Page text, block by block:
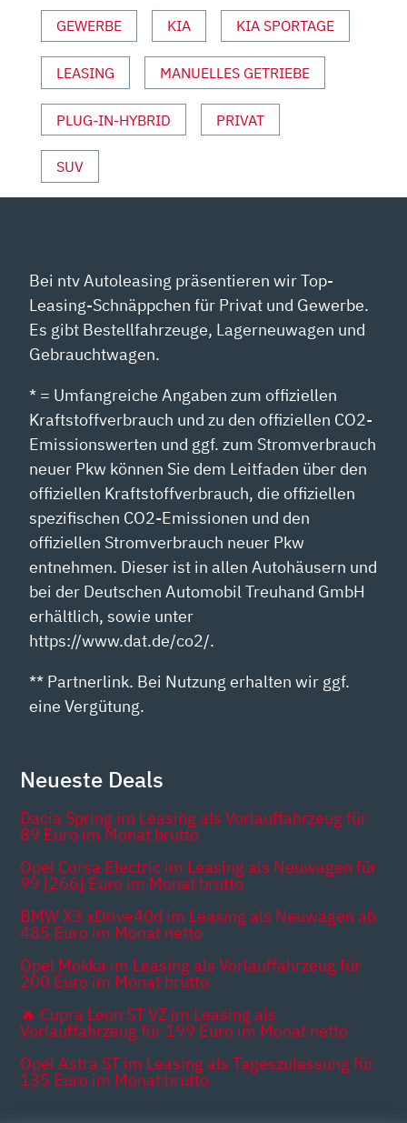
FAHRBERICHT“
VON
YOUTUBE
ANZEIGEN
GEWERBE KIA KIA SPORTAGE
LEASING MANUELLES GETRIEBE
PLUG-IN-HYBRID PRIVAT
SUV
Bei ntv Autoleasing präsentieren wir Top-
Leasing-Schnäppchen für Privat und Gewerbe.
Es gibt Bestellfahrzeuge, Lagerneuwagen und
Gebrauchtwagen.
* = Umfangreiche Angaben zum offiziellen
Kraftstoffverbrauch und zu den offiziellen CO2-
Emissionswerten und ggf. zum Stromverbrauch
neuer Pkw können Sie dem Leitfaden über den
offiziellen Kraftstoffverbrauch, die offiziellen
spezifischen CO2-Emissionen und den
offiziellen Stromverbrauch neuer Pkw
entnehmen. Dieser ist in allen Autohäusern und
bei der Deutschen Automobil Treuhand GmbH
erhältlich, sowie unter
https://www.dat.de/co2/.
** Partnerlink. Bei Nutzung erhalten wir ggf.
eine Vergütung.
Neueste Deals
Dacia Spring im Leasing als Vorlauffahrzeug für
89 Euro im Monat brutto
Opel Corsa Electric im Leasing als Neuwagen für
99 [266] Euro im Monat brutto
BMW X3 xDrive40d im Leasing als Neuwagen ab
485 Euro im Monat netto
Opel Mokka im Leasing als Vorlauffahrzeug für
200 Euro im Monat brutto
🔥 Cupra Leon ST VZ im Leasing als
Vorlauffahrzeug für 199 Euro im Monat netto
Opel Astra ST im Leasing als Tageszulassung für
135 Euro im Monat brutto